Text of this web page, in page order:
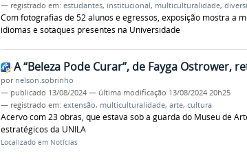
— registrado em: estudantes, institucional, multiculturalidade,
Com fotografias de 52 alunos e egressos, exposição mostra a
idiomas e sotaques presentes na Universidade
A “Beleza Pode Curar”, de Fayga Ostrower,
por nelson.sobrinho
— publicado 13/08/2024 — última modificação 13/08/2024 20h25
— registrado em: extensão, multiculturalidade, arte, cultura
Acervo com 23 obras, que estava sob a guarda do Museu de
estratégicos da UNILA
Localizado em Notícias